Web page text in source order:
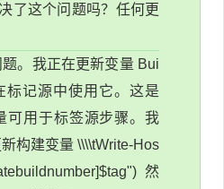
了这个问题吗？任何更
。我正在更新变量 Bui
标记源中使用它。这是
可用于标签源步骤。我
构建变量 \\\\tWrite-Hos
然